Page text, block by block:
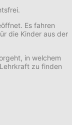
Es fahren
die Kinder aus der
in welchem
zu finden